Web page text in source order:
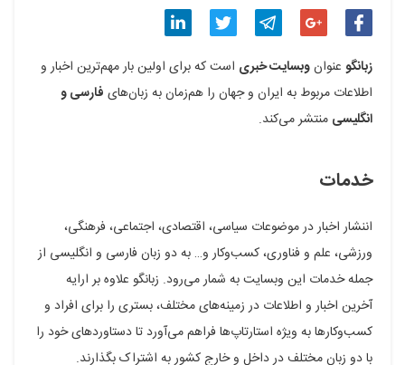
اشتراک
گذاری
در
گذاری
در
پلاس
گذاری
در
گذاری گذاری
زبانگو عنوانوبسایت خبری است که برای اولین بار مهم‌ترین اخبار و
اطلاعات مربوط به ایران و جهان را هم‌زمان به زبان‌های فارسی و
انگلیسی منتشر می‌کند.
خدمات
اننشار اخبار در موضوعات سیاسی، اقتصادی، اجتماعی، فرهنگی،
ورزشی، علم و فناوری، کسب‌وکار و… به دو زبان فارسی و انگلیسی از
جمله خدمات این وبسایت به شمار می‌رود. زبانگو علاوه بر ارایه
آخرین اخبار و اطلاعات در زمینه‌های مختلف، بستری را برای افراد و
کسب‌وکارها به ویژه استارتاپ‌ها فراهم می‌آورد تا دستاوردهای خود را
با دو زبان مختلف در داخل و خارج کشور به اشتراک بگذارند.